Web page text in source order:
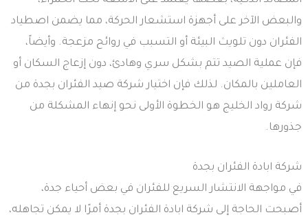
والبعض الآخر على أجهزة استشعار الحركة، مما يضمن اصطياد
الفئران دون تلويث البيئة أو التسبب في روائح مزعجة. وأيضاً،
فإن عملية الصيد تتم بشكل سري وهادئ، دون إزعاج السكان أو
العاملين بالمكان. لذلك فإن اختيار شركة صيد الفئران بجدة من
شركة رواد الخليج هو الخطوة الأولى نحو إنهاء المشكلة من
جذورها.
شركة ابادة الفئران بجدة
في مواجهة الانتشار السريع للفئران في بعض أحياء جدة،
أصبحت الحاجة إلى شركة ابادة الفئران بجدة أمرًا لا يمكن تجاهله،